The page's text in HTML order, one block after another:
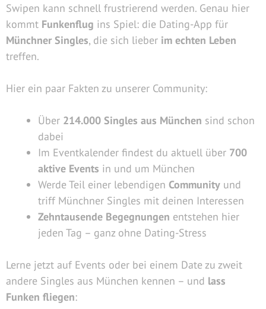
Swipen kann schnell frustrierend werden. Genau hier
kommt Funkenflug ins Spiel: die Dating-App für
Münchner Singles, die sich lieber im echten Leben
treffen.
Hier ein paar Fakten zu unserer Community:
Über 214.000 Singles aus München sind schon
dabei
Im Eventkalender findest du aktuell über 700
aktive Events in und um München
Werde Teil einer lebendigen Community und
triff Münchner Singles mit deinen Interessen
Zehntausende Begegnungen entstehen hier
jeden Tag – ganz ohne Dating-Stress
Lerne jetzt auf Events oder bei einem Date zu zweit
andere Singles aus München kennen – und lass
Funken fliegen: